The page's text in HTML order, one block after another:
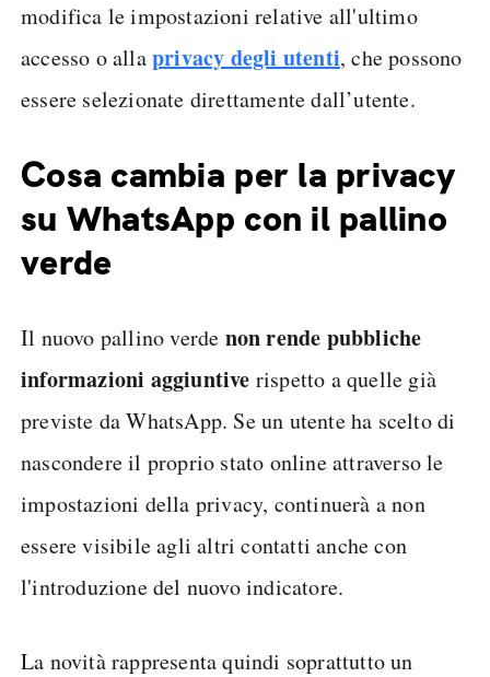
modifica le impostazioni relative all'ultimo
accesso o allaprivacy degli utenti, che possono
essere selezionate direttamente dall’utente.
Cosa cambia per la privacy
su WhatsApp con il pallino
verde
Il nuovo pallino verde non rende pubbliche
informazioni aggiuntive rispetto a quelle già
previste da WhatsApp. Se un utente ha scelto di
nascondere il proprio stato online attraverso le
impostazioni della privacy, continuerà a non
essere visibile agli altri contatti anche con
l'introduzione del nuovo indicatore.
La novità rappresenta quindi soprattutto un